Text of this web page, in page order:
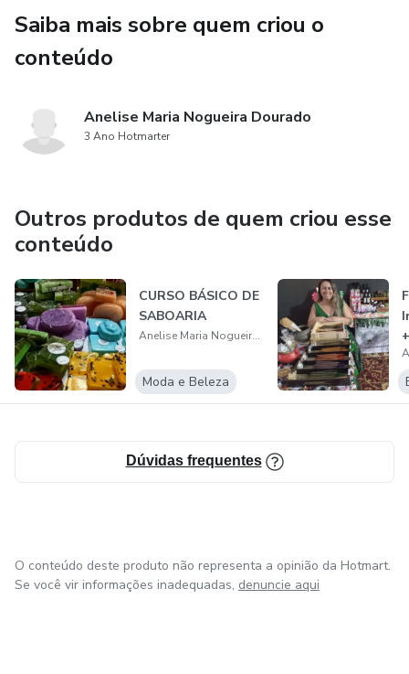
Saiba mais sobre quem criou o
conteúdo
Anelise Maria Nogueira Dourado
3 Ano Hotmarter
Outros produtos de quem criou esse
conteúdo
CURSO BÁSICO DE
SABOARIA
Anelise Maria Nogueira Dourado
Moda e Beleza
Dúvidas frequentes
O conteúdo deste produto não representa a opinião da Hotmart.
Se você vir informações inadequadas, denuncie aqui